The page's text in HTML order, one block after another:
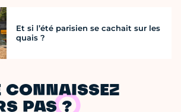
Et si l’été parisien se cachait sur les
quais ?
CONNAISSEZ
PAS ?